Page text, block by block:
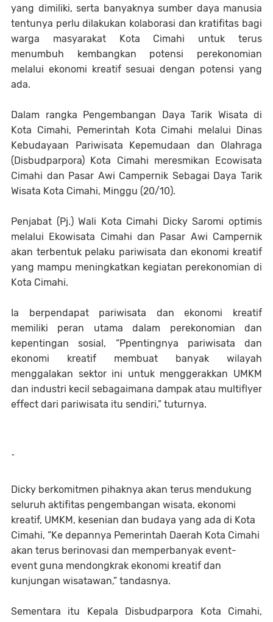
yang dimiliki, serta banyaknya sumber daya manusia
tentunya perlu dilakukan kolaborasi dan kratifitas bagi
warga masyarakat Kota Cimahi untuk terus
menumbuh kembangkan potensi perekonomian
melalui ekonomi kreatif sesuai dengan potensi yang
ada.
Dalam rangka Pengembangan Daya Tarik Wisata di
Kota Cimahi, Pemerintah Kota Cimahi melalui Dinas
Kebudayaan Pariwisata Kepemudaan dan Olahraga
(Disbudparpora) Kota Cimahi meresmikan Ecowisata
Cimahi dan Pasar Awi Campernik Sebagai Daya Tarik
Wisata Kota Cimahi, Minggu (20/10).
Penjabat (Pj.) Wali Kota Cimahi Dicky Saromi optimis
melalui Ekowisata Cimahi dan Pasar Awi Campernik
akan terbentuk pelaku pariwisata dan ekonomi kreatif
yang mampu meningkatkan kegiatan perekonomian di
Kota Cimahi.
Ia berpendapat pariwisata dan ekonomi kreatif
memiliki peran utama dalam perekonomian dan
kepentingan sosial, “Ppentingnya pariwisata dan
ekonomi kreatif membuat banyak wilayah
menggalakan sektor ini untuk menggerakkan UMKM
dan industri kecil sebagaimana dampak atau multiflyer
effect dari pariwisata itu sendiri,” tuturnya.
-
Dicky berkomitmen pihaknya akan terus mendukung
seluruh aktifitas pengembangan wisata, ekonomi
kreatif, UMKM, kesenian dan budaya yang ada di Kota
Cimahi, “Ke depannya Pemerintah Daerah Kota Cimahi
akan terus berinovasi dan memperbanyak event-
event guna mendongkrak ekonomi kreatif dan
kunjungan wisatawan,” tandasnya.
Sementara itu Kepala Disbudparpora Kota Cimahi,